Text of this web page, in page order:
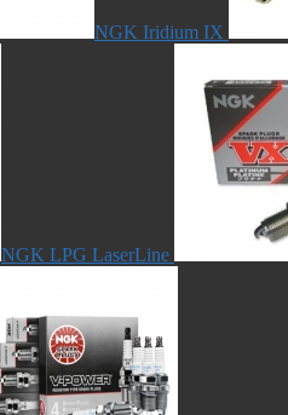
NGK Iridium IX
NGK LPG LaserLine